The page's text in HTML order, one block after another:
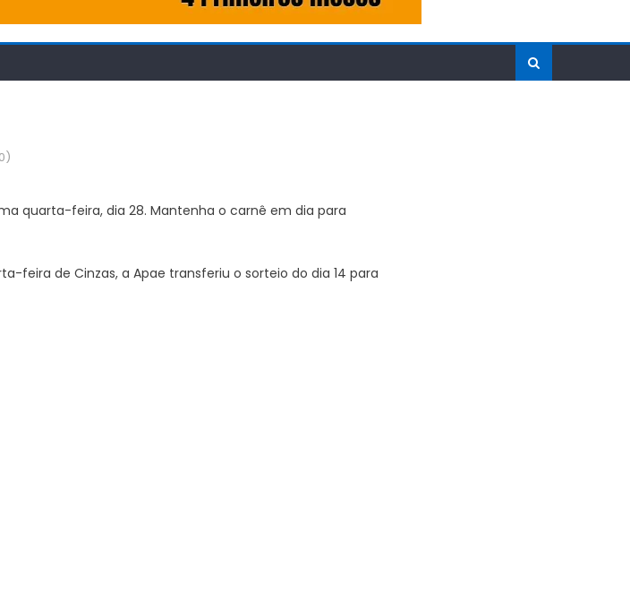
quarta-feira, dia 28. Mantenha o carnê em dia para
feira de Cinzas, a Apae transferiu o sorteio do dia 14 para